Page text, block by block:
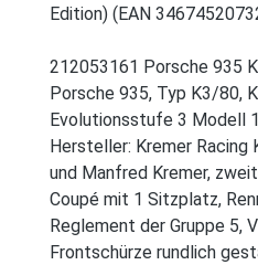
Edition) (EAN
212053161 Porsche 935
Porsche 935, Typ K3/80,
Evolutionsstufe 3 Modell
Hersteller: Kremer Racing
und Manfred Kremer,
Coupé mit 1 Sitzplatz,
Reglement der Gruppe 5,
Frontschürze rundlich